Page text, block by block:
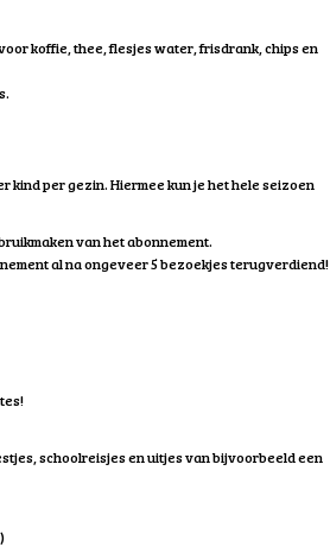
koffie, thee, flesjes water, frisdrank, chips en
kind per gezin. Hiermee kun je het hele seizoen
van het abonnement.
al na ongeveer 5 bezoekjes terugverdiend!
schoolreisjes en uitjes van bijvoorbeeld een